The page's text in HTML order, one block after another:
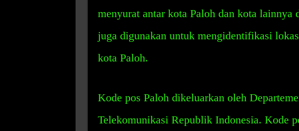
menyurat antar kota Paloh dan kota lainnya
juga digunakan untuk mengidentifikasi
kota Paloh.
Kode pos Paloh dikeluarkan oleh
Telekomunikasi Republik Indonesia. Kode